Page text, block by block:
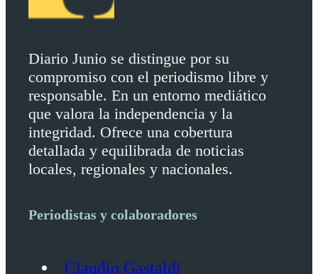
Diario Junio se distingue por su
compromiso con el periodismo libre y
responsable. En un entorno mediático
que valora la independencia y la
integridad. Ofrece una cobertura
detallada y equilibrada de noticias
locales, regionales y nacionales.
Periodistas y colaboradores
Claudio Gastaldi